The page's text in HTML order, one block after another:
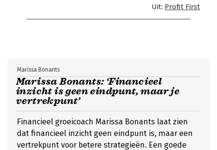
Uit: Profit First
Marissa Bonants: ‘Financieel
inzicht is geen eindpunt, maar je
vertrekpunt’
Marissa Bonants
Financieel groeicoach Marissa Bonants laat zien
dat financieel inzicht geen eindpunt is, maar een
vertrekpunt voor betere strategieën. Een goede